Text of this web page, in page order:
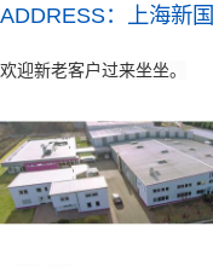
ADDRESS：上海新
欢迎新老客户过来坐坐。